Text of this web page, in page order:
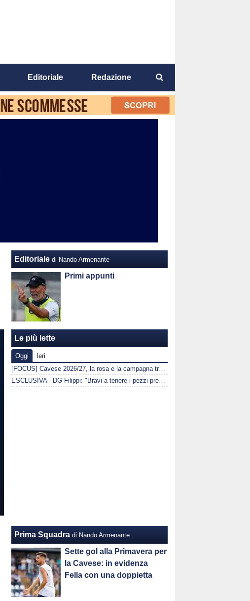
Editoriale Redazione
Editoriale di Nando Armenante
Primi appunti
Le più lette
Oggi
Ieri
[FOCUS] Cavese 2026/27, la rosa e la campagna trasferimenti
ESCLUSIVA - DG Filippi: "Bravi a tenere i pezzi pregiati in rosa. Masitto? Grande voglia di fare bene"
Prima Squadra di Nando Armenante
Sette gol alla Primavera per
la Cavese: in evidenza
Fella con una doppietta